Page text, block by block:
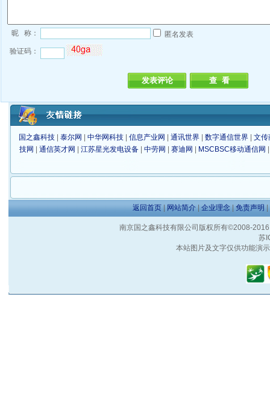
昵 称：
匿名发表
验证码：
国之鑫科技 泰尔网 中华网科技 信息产业网 通讯世界 数字通信世界
文传
技网
通信英才网 江苏星光发电设备| 中劳网 赛迪网 MSCBSC移动通信网
返回首页| 网站简介 | 企业理念 | 免责声明 |
南京国之鑫科技有限公司版权所有©2008-
苏
本站图片及文字仅供功能演